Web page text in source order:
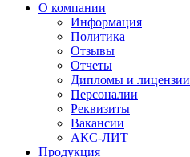
О компании
Информация
Политика
Отзывы
Отчеты
Дипломы и лицензии
Персоналии
Реквизиты
Вакансии
АКС-ЛИТ
Продукция